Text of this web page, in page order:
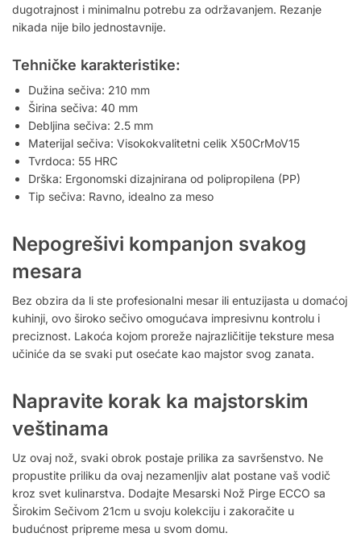
dugotrajnost i minimalnu potrebu za održavanjem. Rezanje
nikada nije bilo jednostavnije.
Tehničke karakteristike:
Dužina sečiva: 210 mm
Širina sečiva: 40 mm
Debljina sečiva: 2.5 mm
Materijal sečiva: Visokokvalitetni celik X50CrMoV15
Tvrdoca: 55 HRC
Drška: Ergonomski dizajnirana od polipropilena (PP)
Tip sečiva: Ravno, idealno za meso
Nepogrešivi kompanjon svakog
mesara
Bez obzira da li ste profesionalni mesar ili entuzijasta u domaćoj
kuhinji, ovo široko sečivo omogućava impresivnu kontrolu i
preciznost. Lakoća kojom proreže najrazličitije teksture mesa
učiniće da se svaki put osećate kao majstor svog zanata.
Napravite korak ka majstorskim
veštinama
Uz ovaj nož, svaki obrok postaje prilika za savršenstvo. Ne
propustite priliku da ovaj nezamenljiv alat postane vaš vodič
kroz svet kulinarstva. Dodajte Mesarski Nož Pirge ECCO sa
Širokim Sečivom 21cm u svoju kolekciju i zakoračite u
budućnost pripreme mesa u svom domu.